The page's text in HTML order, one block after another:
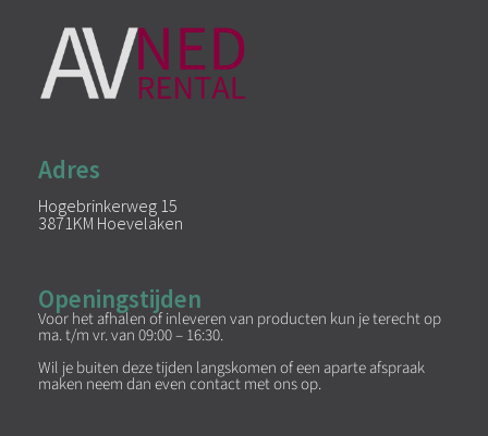
Adres
Hogebrinkerweg 15
3871KM Hoevelaken
Openingstijden
Voor het afhalen of inleveren van producten kun je terecht op
ma. t/m vr. van 09:00 – 16:30.
Wil je buiten deze tijden langskomen of een aparte afspraak
maken neem dan even contact met ons op.